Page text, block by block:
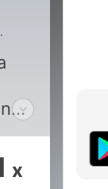
x